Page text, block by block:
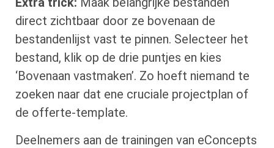
direct zichtbaar door ze bovenaan de
bestandenlijst vast te pinnen. Selecteer het
bestand, klik op de drie puntjes en kies
‘Bovenaan vastmaken’. Zo hoeft niemand te
zoeken naar dat ene cruciale projectplan of
de offerte-template.
Deelnemers aan de trainingen van eConcepts